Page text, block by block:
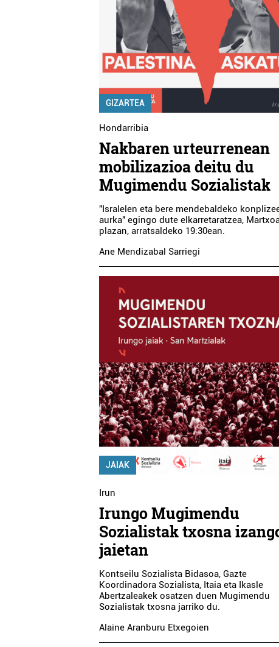
GIZARTEA
Hondarribia
Nakbaren urteurrenean
mobilizazioa deitu du
Mugimendu Sozialistak
"Isralelen eta bere mendebaldeko
aurka" egingo dute elkarretaratzea,
plazan, arratsaldeko 19:30ean.
Ane Mendizabal Sarriegi
JAIAK
Irun
Irungo Mugimendu
Sozialistak txosna
jaietan
Kontseilu Sozialista Bidasoa, Gazte
Koordinadora Sozialista, Itaia eta Ikasle
Abertzaleakek osatzen duen Mugimendu
Sozialistak txosna jarriko du.
Alaine Aranburu Etxegoien
Museoak